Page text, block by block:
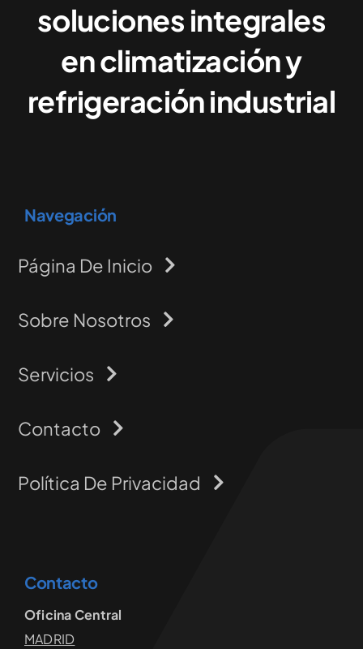
soluciones integrales
en climatización y
refrigeración industrial
Navegación
Página De Inicio
Sobre Nosotros
Servicios
Contacto
Política De Privacidad
Contacto
Oficina Central
MADRID